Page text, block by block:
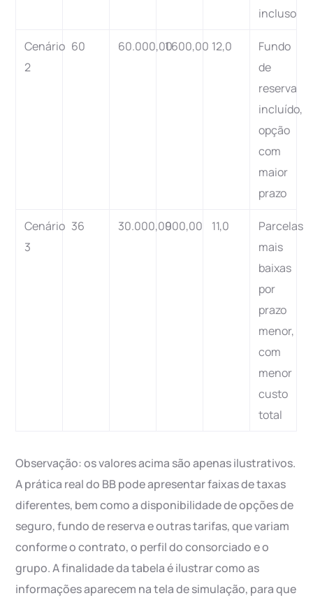
incluso
Cenário
2
60 60.000,001.600,00 12,0
Fundo
de
reserva
incluído,
opção
com
maior
prazo
Cenário
3
36 30.000,00900,00 11,0
Parcelas
mais
baixas
por
prazo
menor,
com
menor
custo
total
Observação: os valores acima são apenas ilustrativos.
A prática real do BB pode apresentar faixas de taxas
diferentes, bem como a disponibilidade de opções de
seguro, fundo de reserva e outras tarifas, que variam
conforme o contrato, o perfil do consorciado e o
grupo. A finalidade da tabela é ilustrar como as
informações aparecem na tela de simulação, para que